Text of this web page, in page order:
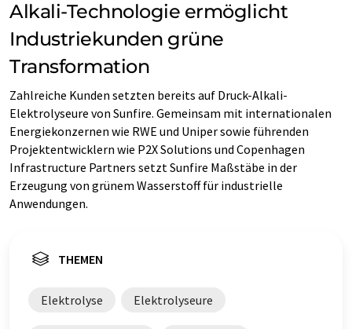
Alkali-Technologie ermöglicht
Industriekunden grüne
Transformation
Zahlreiche Kunden setzten bereits auf Druck-Alkali-
Elektrolyseure von Sunfire. Gemeinsam mit internationalen
Energiekonzernen wie RWE und Uniper sowie führenden
Projektentwicklern wie P2X Solutions und Copenhagen
Infrastructure Partners setzt Sunfire Maßstäbe in der
Erzeugung von grünem Wasserstoff für industrielle
Anwendungen.
THEMEN
Elektrolyse Elektrolyseure